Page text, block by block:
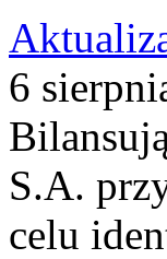
6
S.A.
celu